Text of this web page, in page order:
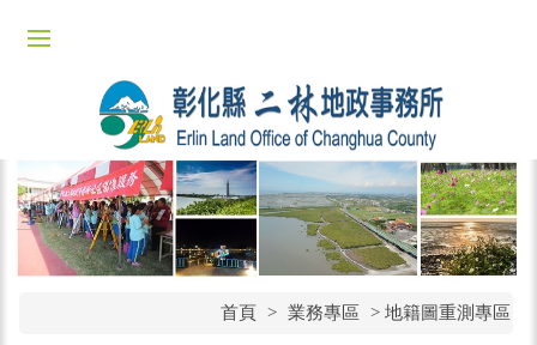
首頁 > 業務專區 > 地籍圖重測專區